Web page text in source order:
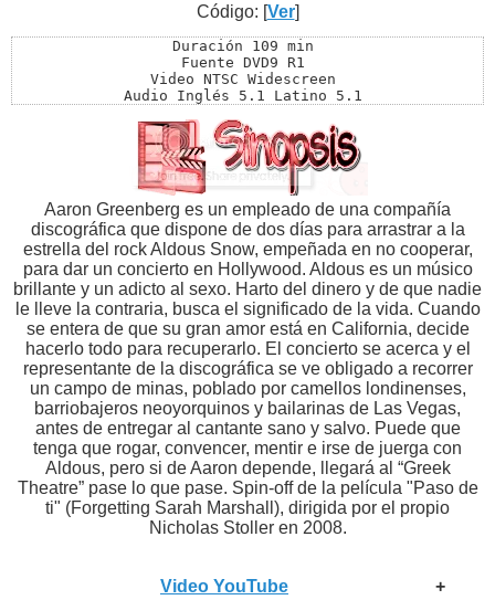
Código: [Ver]
Duración 109 min
Fuente DVD9 R1
Video NTSC Widescreen
Audio Inglés 5.1 Latino 5.1
Menú Sí
Extras Sí
Aaron Greenberg es un empleado de una compañía
discográfica que dispone de dos días para arrastrar a la
estrella del rock Aldous Snow, empeñada en no cooperar,
para dar un concierto en Hollywood. Aldous es un músico
brillante y un adicto al sexo. Harto del dinero y de que nadie
le lleve la contraria, busca el significado de la vida. Cuando
se entera de que su gran amor está en California, decide
hacerlo todo para recuperarlo. El concierto se acerca y el
representante de la discográfica se ve obligado a recorrer
un campo de minas, poblado por camellos londinenses,
barriobajeros neoyorquinos y bailarinas de Las Vegas,
antes de entregar al cantante sano y salvo. Puede que
tenga que rogar, convencer, mentir e irse de juerga con
Aldous, pero si de Aaron depende, llegará al “Greek
Theatre” pase lo que pase. Spin-off de la película "Paso de
ti" (Forgetting Sarah Marshall), dirigida por el propio
Nicholas Stoller en 2008.
+
Video YouTube